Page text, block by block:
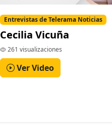
Entrevistas de Telerama Noticias
Cecilia Vicuña
261 visualizaciones
Ver Video